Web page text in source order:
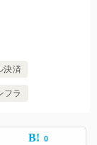
決済
フラ
0